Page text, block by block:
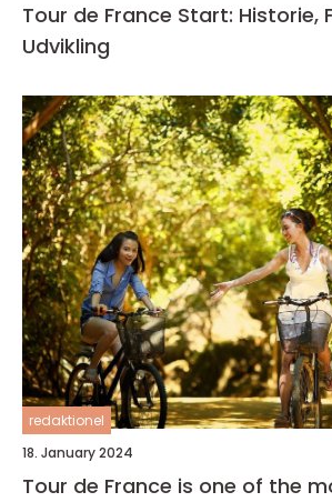
Tour de France Start: Historie,
Udvikling
redaktionel
18. January 2024
Tour de France is one of the